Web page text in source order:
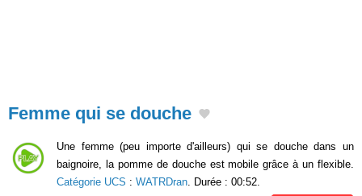
Femme qui se douche
Une femme (peu importe d'ailleurs) qui se douche dans un
baignoire, la pomme de douche est mobile grâce à un flexible.
Catégorie UCS : WATRDran . Durée : 00:52.